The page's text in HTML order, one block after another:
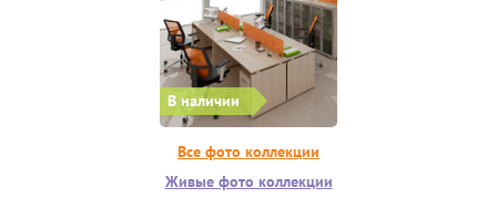
В наличии
Все фото коллекции
Живые фото коллекции